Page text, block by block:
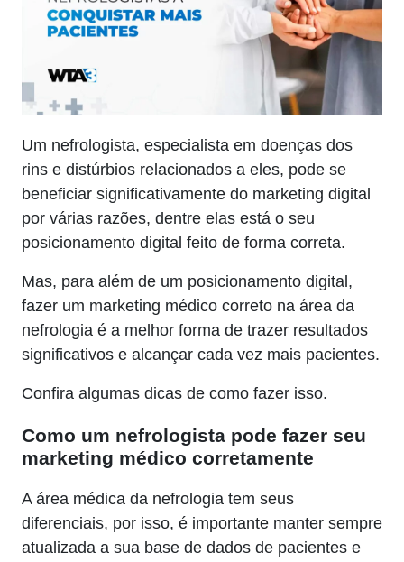
Um nefrologista, especialista em doenças dos
rins e distúrbios relacionados a eles, pode se
beneficiar significativamente do marketing digital
por várias razões, dentre elas está o seu
posicionamento digital feito de forma correta.
Mas, para além de um posicionamento digital,
fazer um marketing médico correto na área da
nefrologia é a melhor forma de trazer resultados
significativos e alcançar cada vez mais pacientes.
Confira algumas dicas de como fazer isso.
Como um nefrologista pode fazer seu
marketing médico corretamente
A área médica da nefrologia tem seus
diferenciais, por isso, é importante manter sempre
atualizada a sua base de dados de pacientes e